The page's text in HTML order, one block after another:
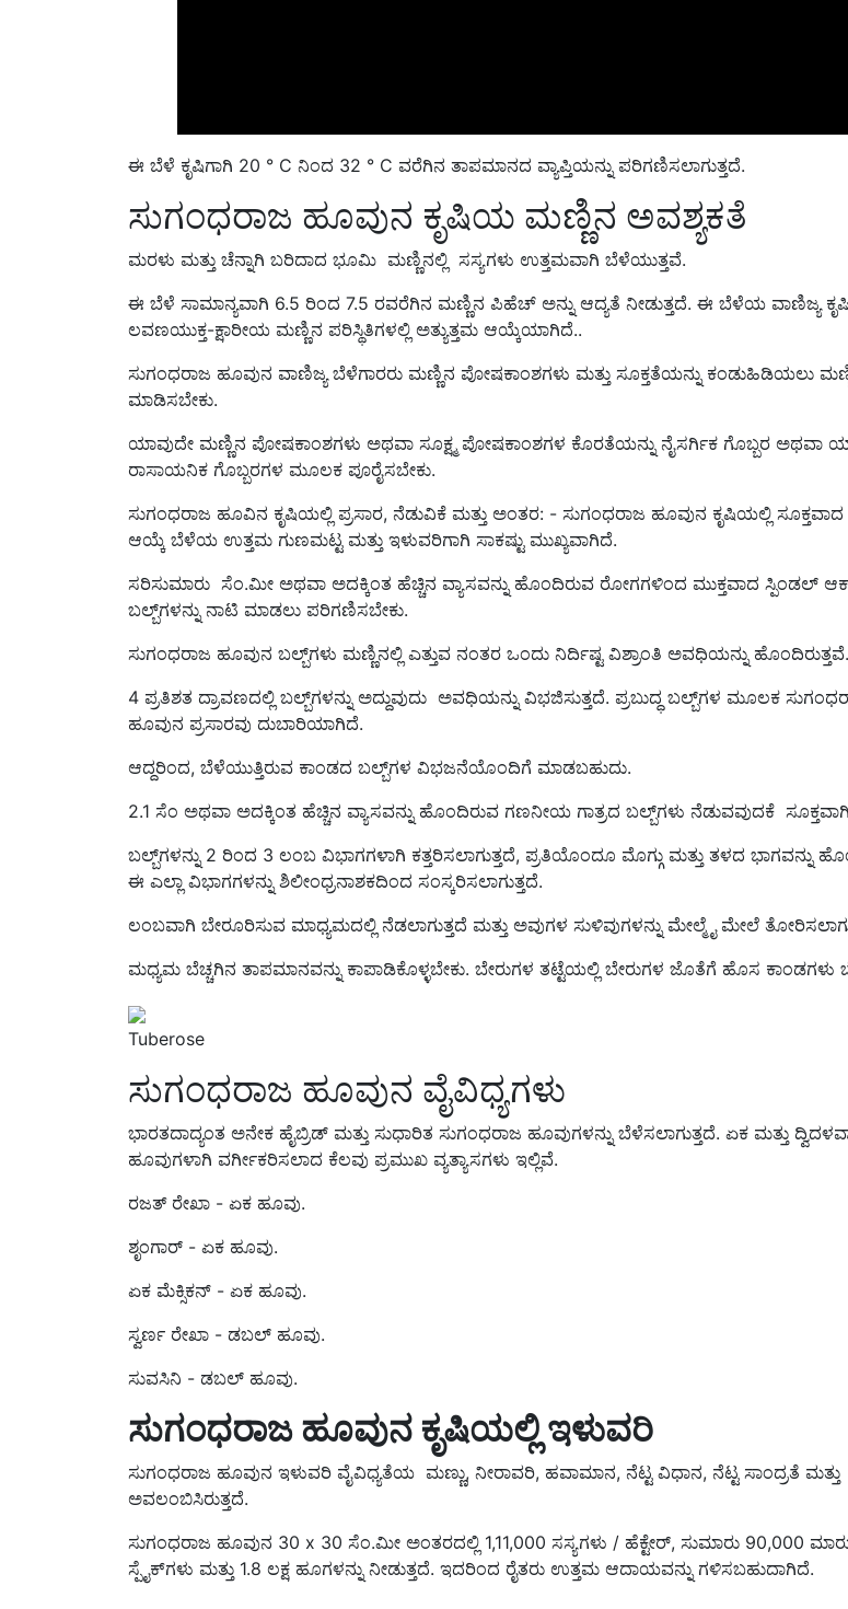
ಈ ಬೆಳೆ ಕೃಷಿಗಾಗಿ 20 ° C ನಿಂದ 32 ° C ವರೆಗಿನ ತಾಪಮಾನದ ವ್ಯಾಪ್ತಿಯನ್ನು ಪರಿಗಣಿಸಲಾಗುತ್ತದೆ.
ಸುಗಂಧರಾಜ ಹೂವುನ ಕೃಷಿಯ ಮಣ್ಣಿನ ಅವಶ್ಯಕತೆ
ಮರಳು ಮತ್ತು ಚೆನ್ನಾಗಿ ಬರಿದಾದ ಭೂಮಿ ಮಣ್ಣಿನಲ್ಲಿ ಸಸ್ಯಗಳು ಉತ್ತಮವಾಗಿ ಬೆಳೆಯುತ್ತವೆ.
ಈ ಬೆಳೆ ಸಾಮಾನ್ಯವಾಗಿ 6.5 ರಿಂದ 7.5 ರವರೆಗಿನ ಮಣ್ಣಿನ ಪಿಹೆಚ್ ಅನ್ನು ಆದ್ಯತೆ ನೀಡುತ್ತದೆ. ಈ ಬೆಳೆಯ ವಾಣಿಜ್ಯ ಕೃಷಿ
ಲವಣಯುಕ್ತ-ಕ್ಷಾರೀಯ ಮಣ್ಣಿನ ಪರಿಸ್ಥಿತಿಗಳಲ್ಲಿ ಅತ್ಯುತ್ತಮ ಆಯ್ಕೆಯಾಗಿದೆ..
ಸುಗಂಧರಾಜ ಹೂವು‌ನ ವಾಣಿಜ್ಯ ಬೆಳೆಗಾರರು ಮಣ್ಣಿನ ಪೋಷಕಾಂಶಗಳು ಮತ್ತು ಸೂಕ್ತತೆಯನ್ನು ಕಂಡುಹಿಡಿಯಲು
ಮಾಡಿಸಬೇಕು.
ರಾಸಾಯನಿಕ ಗೊಬ್ಬರಗಳ ಮೂಲಕ ಪೂರೈಸಬೇಕು.
ಸುಗಂಧರಾಜ ಹೂವಿನ ಕೃಷಿಯಲ್ಲಿ ಪ್ರಸಾರ, ನೆಡುವಿಕೆ ಮತ್ತು ಅಂತರ: - ಸುಗಂಧರಾಜ ಹೂವುನ ಕೃಷಿಯಲ್ಲಿ ಸೂಕ್ತವಾದ
ಆಯ್ಕೆ ಬೆಳೆಯ ಉತ್ತಮ ಗುಣಮಟ್ಟ ಮತ್ತು ಇಳುವರಿಗಾಗಿ ಸಾಕಷ್ಟು ಮುಖ್ಯವಾಗಿದೆ.
ಸರಿಸುಮಾರು ಸೆಂ.ಮೀ ಅಥವಾ ಅದಕ್ಕಿಂತ ಹೆಚ್ಚಿನ ವ್ಯಾಸವನ್ನು ಹೊಂದಿರುವ ರೋಗಗಳಿಂದ ಮುಕ್ತವಾದ ಸ್ಪಿಂಡಲ್
ಬಲ್ಬ್‌ಗಳನ್ನು ನಾಟಿ ಮಾಡಲು ಪರಿಗಣಿಸಬೇಕು.
ಸುಗಂಧರಾಜ ಹೂವುನ ಬಲ್ಬ್‌ಗಳು ಮಣ್ಣಿನಲ್ಲಿ ಎತ್ತುವ ನಂತರ ಒಂದು ನಿರ್ದಿಷ್ಟ ವಿಶ್ರಾಂತಿ ಅವಧಿಯನ್ನು ಹೊಂದಿರುತ್ತವೆ.
4 ಪ್ರತಿಶತ ದ್ರಾವಣದಲ್ಲಿ ಬಲ್ಬ್‌ಗಳನ್ನು ಅದ್ದುವುದು ಅವಧಿಯನ್ನು ವಿಭಜಿಸುತ್ತದೆ. ಪ್ರಬುದ್ಧ ಬಲ್ಬ್‌ಗಳ ಮೂಲಕ
ಹೂವುನ ಪ್ರಸಾರವು ದುಬಾರಿಯಾಗಿದೆ.
ಆದ್ದರಿಂದ, ಬೆಳೆಯುತ್ತಿರುವ ಕಾಂಡದ ಬಲ್ಬ್‌ಗಳ ವಿಭಜನೆಯೊಂದಿಗೆ ಮಾಡಬಹುದು.
2.1 ಸೆಂ ಅಥವಾ ಅದಕ್ಕಿಂತ ಹೆಚ್ಚಿನ ವ್ಯಾಸವನ್ನು ಹೊಂದಿರುವ ಗಣನೀಯ ಗಾತ್ರದ ಬಲ್ಬ್‌ಗಳು ನೆಡುವವುದಕೆ
ಬಲ್ಬ್‌ಗಳನ್ನು 2 ರಿಂದ 3 ಲಂಬ ವಿಭಾಗಗಳಾಗಿ ಕತ್ತರಿಸಲಾಗುತ್ತದೆ, ಪ್ರತಿಯೊಂದೂ ಮೊಗ್ಗು ಮತ್ತು ತಳದ ಭಾಗವನ್ನು
ಈ ಎಲ್ಲಾ ವಿಭಾಗಗಳನ್ನು ಶಿಲೀಂಧ್ರನಾಶಕದಿಂದ ಸಂಸ್ಕರಿಸಲಾಗುತ್ತದೆ.
ಲಂಬವಾಗಿ ಬೇರೂರಿಸುವ ಮಾಧ್ಯಮದಲ್ಲಿ ನೆಡಲಾಗುತ್ತದೆ ಮತ್ತು ಅವುಗಳ ಸುಳಿವುಗಳನ್ನು ಮೇಲ್ಮೈ ಮೇಲೆ
ಮಧ್ಯಮ ಬೆಚ್ಚಗಿನ ತಾಪಮಾನವನ್ನು ಕಾಪಾಡಿಕೊಳ್ಳಬೇಕು. ಬೇರುಗಳ ತಟ್ಟೆಯಲ್ಲಿ ಬೇರುಗಳ ಜೊತೆಗೆ ಹೊಸ ಕಾಂಡಗಳು
Tuberose
ಸುಗಂಧರಾಜ ಹೂವುನ ವೈವಿಧ್ಯಗಳು
ಭಾರತದಾದ್ಯಂತ ಅನೇಕ ಹೈಬ್ರಿಡ್ ಮತ್ತು ಸುಧಾರಿತ ಸುಗಂಧರಾಜ ಹೂವು‌ಗಳನ್ನು ಬೆಳೆಸಲಾಗುತ್ತದೆ. ಏಕ ಮತ್ತು
ಹೂವುಗಳಾಗಿ ವರ್ಗೀಕರಿಸಲಾದ ಕೆಲವು ಪ್ರಮುಖ ವ್ಯತ್ಯಾಸಗಳು ಇಲ್ಲಿವೆ.
ಏಕ ಮೆಕ್ಸಿಕನ್ - ಏಕ ಹೂವು.
ಸ್ವರ್ಣ ರೇಖಾ - ಡಬಲ್ ಹೂವು.
ಸುವಸಿನಿ - ಡಬಲ್ ಹೂವು.
ಸುಗಂಧರಾಜ ಹೂವುನ ಕೃಷಿಯಲ್ಲಿ ಇಳುವರಿ
ಸುಗಂಧರಾಜ ಹೂವುನ ಇಳುವರಿ ವೈವಿಧ್ಯತೆಯ ಮಣ್ಣು, ನೀರಾವರಿ, ಹವಾಮಾನ, ನೆಟ್ಟ ವಿಧಾನ, ನೆಟ್ಟ ಸಾಂದ್ರತೆ ಮತ್ತು
ಅವಲಂಬಿಸಿರುತ್ತದೆ.
ಸುಗಂಧರಾಜ ಹೂವುನ 30 x 30 ಸೆಂ.ಮೀ ಅಂತರದಲ್ಲಿ 1,11,000 ಸಸ್ಯಗಳು / ಹೆಕ್ಟೇರ್, ಸುಮಾರು 90,000
ಸ್ಪೈಕ್‌ಗಳು ಮತ್ತು 1.8 ಲಕ್ಷ ಹೂ‌ಗಳನ್ನು ನೀಡುತ್ತದೆ. ಇದರಿಂದ ರೈತರು ಉತ್ತಮ ಆದಾಯವನ್ನು ಗಳಿಸಬಹುದಾಗಿದೆ.